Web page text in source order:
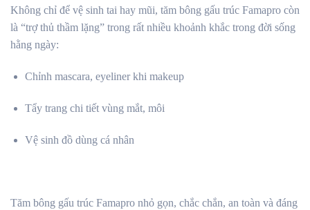
Không chỉ để vệ sinh tai hay mũi, tăm bông gấu trúc Famapro còn
là “trợ thủ thầm lặng” trong rất nhiều khoảnh khắc trong đời sống
hằng ngày:
Chỉnh mascara, eyeliner khi makeup
Tẩy trang chi tiết vùng mắt, môi
Vệ sinh đồ dùng cá nhân
Tăm bông gấu trúc Famapro nhỏ gọn, chắc chắn, an toàn và đáng